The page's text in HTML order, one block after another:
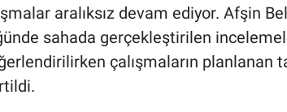
aralıksız devam ediyor. Afşin
sahada gerçekleştirilen
çalışmaların planlanan